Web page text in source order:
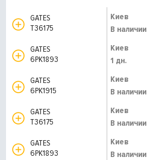
GATES
T36175
Киев
В наличии
GATES
6PK1893
Киев
1 дн.
GATES
6PK1915
Киев
В наличии
GATES
T36175
Киев
В наличии
GATES
6PK1893
Киев
В наличии